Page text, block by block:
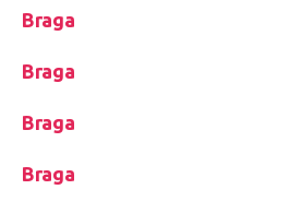
Braga
Braga
Braga
Braga